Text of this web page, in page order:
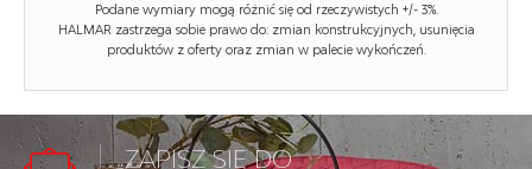
Rodzaj:
front, akcesoria kuchenne,
maskownica
Front kolor: kaszmir
Podane wymiary mogą różnić się od rzeczywistych +/- 3%.
HALMAR zastrzega sobie prawo do: zmian konstrukcyjnych, usunięcia
produktów z oferty oraz zmian w palecie wykończeń.
ZAPISZ SIĘ DO